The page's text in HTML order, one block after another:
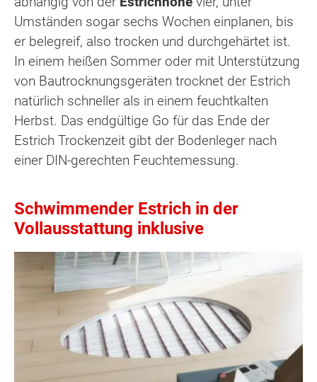
Umständen sogar sechs Wochen einplanen, bis
er belegreif, also trocken und durchgehärtet ist.
In einem heißen Sommer oder mit Unterstützung
von Bautrocknungsgeräten trocknet der Estrich
natürlich schneller als in einem feuchtkalten
Herbst. Das endgültige Go für das Ende der
Estrich Trockenzeit gibt der Bodenleger nach
einer DIN-gerechten Feuchtemessung.
Schwimmender Estrich in der
Vollausstattung inklusive